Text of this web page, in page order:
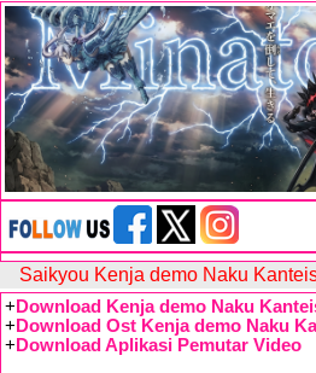
Saikyou Kenja demo Naku
+ Download Kenja demo Naku
+ Download Ost Kenja demo Naku
+ Download Aplikasi Pemutar Video